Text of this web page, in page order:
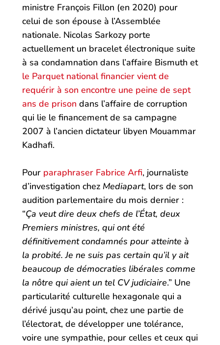
ministre François Fillon (en 2020) pour
celui de son épouse à l’Assemblée
nationale. Nicolas Sarkozy porte
actuellement un bracelet électronique suite
à sa condamnation dans l’affaire Bismuth et
le Parquet national financier vient de
requérir à son encontre une peine de sept
ans de prison dans l’affaire de corruption
qui lie le financement de sa campagne
2007 à l’ancien dictateur libyen Mouammar
Kadhafi.
Pour paraphraser Fabrice Arfi, journaliste
d’investigation chez Mediapart, lors de son
audition parlementaire du mois dernier :
“Ça veut dire deux chefs de l’État, deux
Premiers ministres, qui ont été
définitivement condamnés pour atteinte à
la probité. Je ne suis pas certain qu’il y ait
beaucoup de démocraties libérales comme
la nôtre qui aient un tel CV judiciaire.” Une
particularité culturelle hexagonale qui a
dérivé jusqu’au point, chez une partie de
l’électorat, de développer une tolérance,
voire une sympathie, pour celles et ceux qui